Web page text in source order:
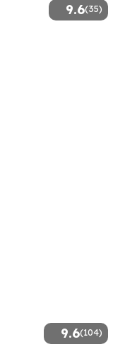
9.6(35)
9.6(104)